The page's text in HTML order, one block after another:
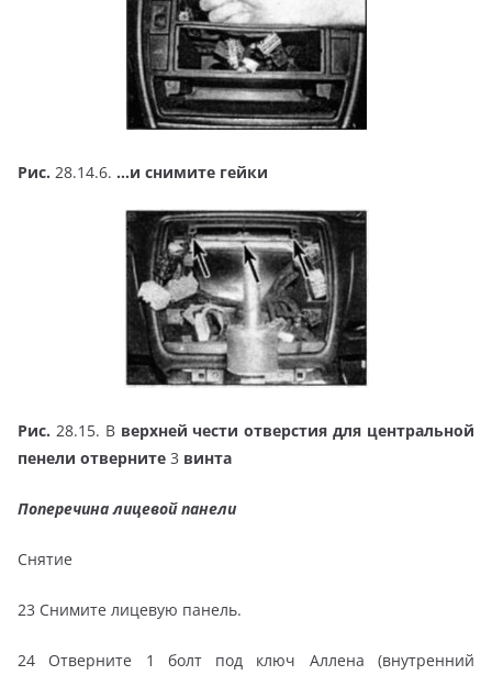
Рис. 28.14.6. …и снимите гейки
Рис. 28.15. В верхней чести отверстия для центральной
пенели отверните 3 винта
Поперечина лицевой панели
Снятие
23 Снимите лицевую панель.
24 Отверните 1 болт под ключ Аллена (внутренний